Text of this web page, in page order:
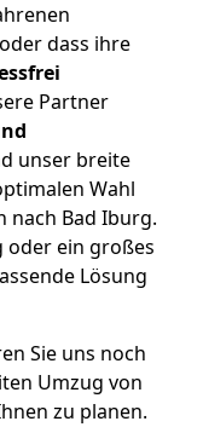
dass ihre
Partner
unser breite
Wahl
nach Bad Iburg.
oder ein großes
Lösung
Sie uns noch
Umzug von
zu planen.